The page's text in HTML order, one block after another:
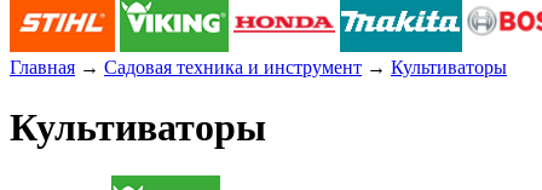
Главная → Садовая техника и инструмент → Культиваторы
Культиваторы